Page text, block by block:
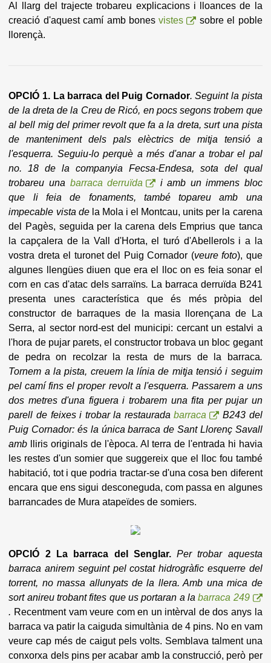
Al llarg del trajecte trobareu explicacions i lloances de la
creació d'aquest camí amb bonesvistes
sobre el poble
llorençà.
OPCIÓ 1. La barraca del Puig Cornador. Seguint la pista
de la dreta de la Creu de Ricó, en pocs segons trobem que
al bell mig del primer revolt que fa a la dreta, surt una pista
de manteniment dels pals elèctrics de mitja tensió a
l'esquerra. Seguiu-lo perquè a més d'anar a trobar el pal
no. 18de la companyia Fecsa-Endesa, sota del qual
trobareu una barraca derruïda
i amb un immens bloc
que li feia de fonaments, també topareu amb una
impecable vista de la Mola i el Montcau, units per la carena
del Pagès, seguida per la carena dels Emprius que tanca
la capçalera de la Vall d'Horta, el turó d'Abellerols i a la
vostra dreta el turonet del Puig Cornador (veure foto), que
algunes llengües diuen que era el lloc on es feia sonar el
corn en cas d'atac dels sarraïns. La barraca derruïda B241
presenta unes característica que és més pròpia del
constructor de barraques de la masia llorençana de La
Serra, al sector nord-est del municipi: cercant un estalvi a
l'hora de pujar parets, el constructor trobava un bloc gegant
de pedra on recolzar la resta de murs de la barraca.
Tornem a la pista, creuem la línia de mitja tensió i seguim
pel camí fins el proper revolt a l'esquerra. Passarem a uns
dos metres d'una figuera i trobarem una fita per pujar un
parell de feixes i trobar la restauradabarraca
B243 del
Puig Cornador: és la única barraca de Sant Llorenç Savall
amb
lliris originals de l'època. Al terra de l'entrada hi havia
les restes d'un somier que suggereix que el lloc fou també
habitació, tot i que podria tractar-se d'una cosa ben diferent
encara que ens sigui desconeguda, com passa en algunes
barrancades de Mura atapeïdes de somiers.
OPCIÓ 2 La barraca del Senglar.Per trobar aquesta
barraca anirem seguint pel costat hidrogràfic esquerre del
torrent, no massa allunyats de la llera. Amb una mica de
sort anireu trobant fites que us portaran a labarraca 249
. Recentment vam veure com en un intèrval de dos anys la
barraca va patir la caiguda simultània de 4 pins. No en vam
veure cap més de caigut pels volts. Semblava talment una
conxorxa dels pins per acabar amb la construcció, però per